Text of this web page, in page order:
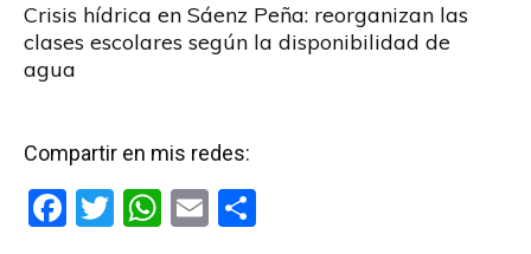
Crisis hídrica en Sáenz Peña: reorganizan las
clases escolares según la disponibilidad de
agua
Compartir en mis redes:
F
T
W E